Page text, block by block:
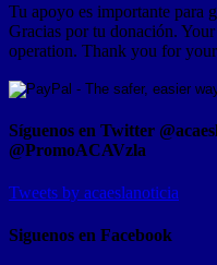
Tu apoyo es importante para
Gracias por tu donación.
operation. Thank you for
Síguenos en Twitter
@PromoACAVzla
Tweets by acaeslanoticia
Siguenos en Facebook